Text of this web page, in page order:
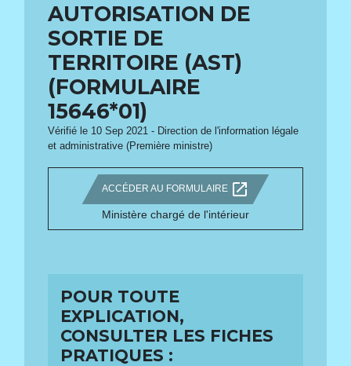
AUTORISATION DE
SORTIE DE
TERRITOIRE (AST)
(FORMULAIRE
15646*01)
Vérifié le 10 Sep 2021 - Direction de l'information légale
et administrative (Première ministre)
ACCÉDER AU FORMULAIRE open_in_new
Ministère chargé de l'intérieur
POUR TOUTE
EXPLICATION,
CONSULTER LES FICHES
PRATIQUES :